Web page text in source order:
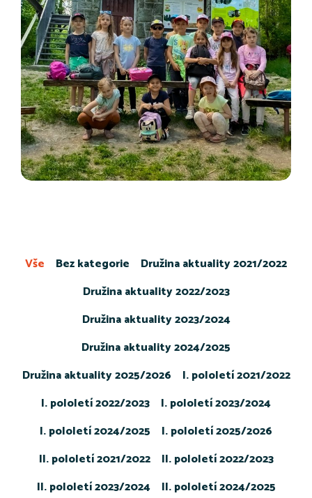
Bez kategorie
Družina aktuality 2021/2022
Družina aktuality 2022/2023
Družina aktuality 2023/2024
Družina aktuality 2024/2025
Družina aktuality 2025/2026
I. pololetí 2021/2022
I. pololetí 2022/2023
I. pololetí 2023/2024
I. pololetí 2024/2025
I. pololetí 2025/2026
II. pololetí 2021/2022
II. pololetí 2022/2023
II. pololetí 2023/2024
II. pololetí 2024/2025
Vše